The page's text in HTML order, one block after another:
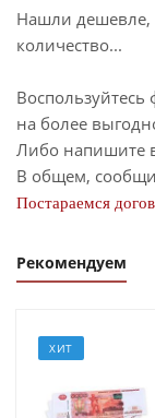
Нашли дешевле,
количество...
на более
Либо напишите
В общем,
Постараемся
Рекомендуем
ХИТ